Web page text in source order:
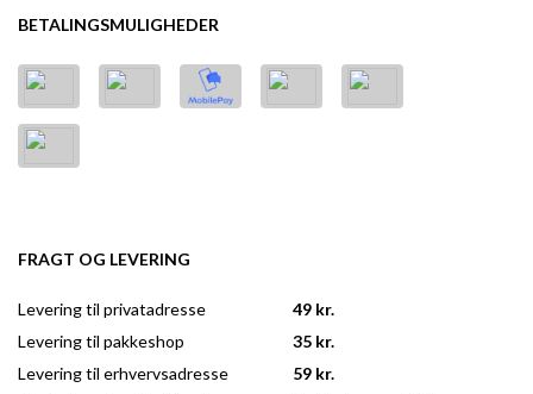
BETALINGSMULIGHEDER
FRAGT OG LEVERING
Levering til privatadresse
Levering til pakkeshop
Levering til erhvervsadresse
49 kr.
35 kr.
59 kr.